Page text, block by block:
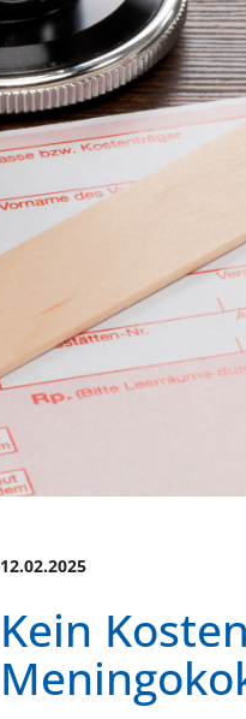
12.02.2025
Kein